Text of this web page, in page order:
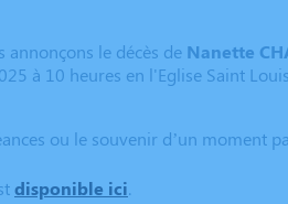
annonçons le décès de Nanette
à 10 heures en l'Eglise Saint
ou le souvenir d’un moment
disponible ici.